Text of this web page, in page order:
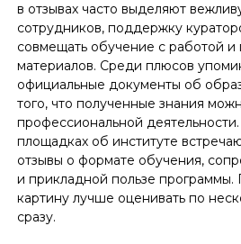
в отзывах часто выделяют
сотрудников, поддержку
совмещать обучение с работой и
материалов. Среди плюсов
официальные документы об
того, что полученные знания
профессиональной
площадках об институте
отзывы о формате обучения,
и прикладной пользе
картину лучше оценивать по
сразу.